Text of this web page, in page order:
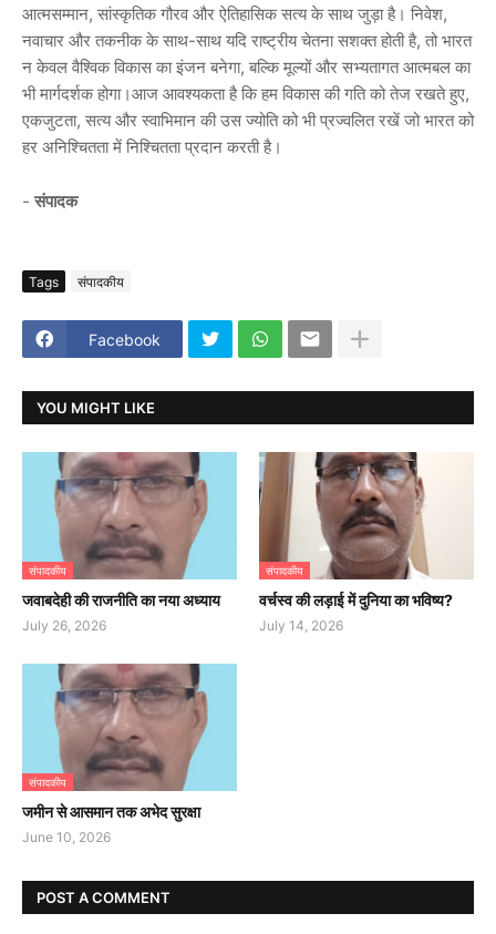
आत्मसम्मान, सांस्कृतिक गौरव और ऐतिहासिक सत्य के साथ जुड़ा है। निवेश,
नवाचार और तकनीक के साथ-साथ यदि राष्ट्रीय चेतना सशक्त होती है, तो भारत
न केवल वैश्विक विकास का इंजन बनेगा, बल्कि मूल्यों और सभ्यतागत आत्मबल का
भी मार्गदर्शक होगा।आज आवश्यकता है कि हम विकास की गति को तेज रखते हुए,
एकजुटता, सत्य और स्वाभिमान की उस ज्योति को भी प्रज्वलित रखें जो भारत को
हर अनिश्चितता में निश्चितता प्रदान करती है।
- संपादक
Tags संपादकीय
Facebook
YOU MIGHT LIKE
संपादकीय
जवाबदेही की राजनीति का नया अध्याय
July 26, 2026
संपादकीय
वर्चस्व की लड़ाई में दुनिया का भविष्य?
July 14, 2026
संपादकीय
जमीन से आसमान तक अभेद सुरक्षा
June 10, 2026
POST A COMMENT